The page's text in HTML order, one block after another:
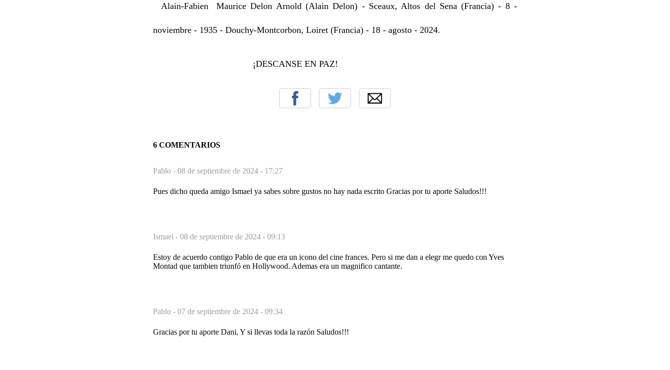
Alain-Fabien Maurice Delon Arnold (Alain Delon) - Sceaux, Altos del Sena (Francia) - 8 -
noviembre - 1935 - Douchy-Montcorbon, Loiret (Francia) - 18 - agosto - 2024.
¡DESCANSE EN PAZ!
6 COMENTARIOS
Pablo - 08 de septiembre de 2024 - 17:27
Pues dicho queda amigo Ismael ya sabes sobre gustos no hay nada escrito Gracias por tu aporte Saludos!!!
Ismael - 08 de septiembre de 2024 - 09:13
Estoy de acuerdo contigo Pablo de que era un icono del cine frances. Pero si me dan a elegr me quedo con Yves
Montad que tambien triunfó en Hollywood. Ademas era un magnifico cantante.
Pablo - 07 de septiembre de 2024 - 09:34
Gracias por tu aporte Dani, Y si llevas toda la razón Saludos!!!